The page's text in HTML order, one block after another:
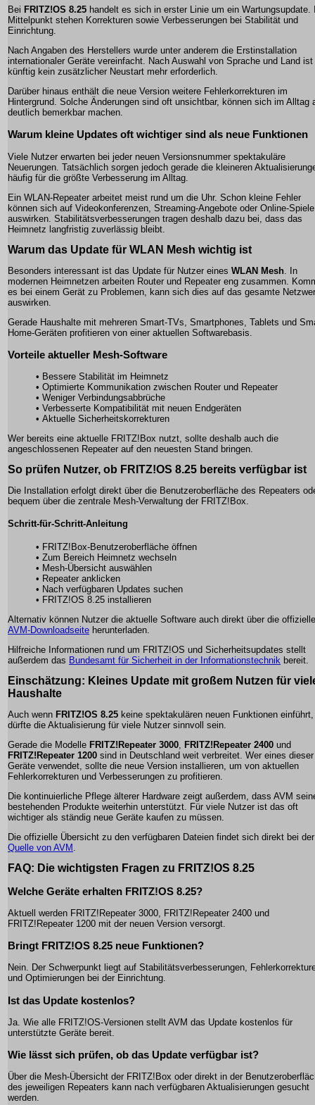
Bei FRITZ!OS 8.25 handelt es sich in erster Linie um ein Wartungsupdate.
Mittelpunkt stehen Korrekturen sowie Verbesserungen bei Stabilität und
Einrichtung.
Nach Angaben des Herstellers wurde unter anderem die Erstinstallation
internationaler Geräte vereinfacht. Nach Auswahl von Sprache und Land ist
künftig kein zusätzlicher Neustart mehr erforderlich.
Darüber hinaus enthält die neue Version weitere Fehlerkorrekturen im
Hintergrund. Solche Änderungen sind oft unsichtbar, können sich im Alltag
deutlich bemerkbar machen.
Warum kleine Updates oft wichtiger sind als neue Funktionen
Viele Nutzer erwarten bei jeder neuen Versionsnummer spektakuläre
Neuerungen. Tatsächlich sorgen jedoch gerade die kleineren
häufig für die größte Verbesserung im Alltag.
Ein WLAN-Repeater arbeitet meist rund um die Uhr. Schon kleine Fehler
können sich auf Videokonferenzen, Streaming-Angebote oder Online-Spiele
auswirken. Stabilitätsverbesserungen tragen deshalb dazu bei, dass das
Heimnetz langfristig zuverlässig bleibt.
Warum das Update für WLAN Mesh wichtig ist
Besonders interessant ist das Update für Nutzer eines WLAN Mesh . In
modernen Heimnetzen arbeiten Router und Repeater eng zusammen.
es bei einem Gerät zu Problemen, kann sich dies auf das gesamte
auswirken.
Gerade Haushalte mit mehreren Smart-TVs, Smartphones, Tablets und
Home-Geräten profitieren von einer aktuellen Softwarebasis.
Vorteile aktueller Mesh-Software
• Bessere Stabilität im Heimnetz
• Optimierte Kommunikation zwischen Router und Repeater
• Weniger Verbindungsabbrüche
• Verbesserte Kompatibilität mit neuen Endgeräten
• Aktuelle Sicherheitskorrekturen
Wer bereits eine aktuelle FRITZ!Box nutzt, sollte deshalb auch die
angeschlossenen Repeater auf den neuesten Stand bringen.
So prüfen Nutzer, ob FRITZ!OS 8.25 bereits verfügbar ist
Die Installation erfolgt direkt über die Benutzeroberfläche des Repeaters
bequem über die zentrale Mesh-Verwaltung der FRITZ!Box.
Schritt-für-Schritt-Anleitung
• FRITZ!Box-Benutzeroberfläche öffnen
• Zum Bereich Heimnetz wechseln
• Mesh-Übersicht auswählen
• Repeater anklicken
• Nach verfügbaren Updates suchen
• FRITZ!OS 8.25 installieren
Alternativ können Nutzer die aktuelle Software auch direkt über die offizielle
AVM-Downloadseite herunterladen.
Hilfreiche Informationen rund um FRITZ!OS und Sicherheitsupdates stellt
außerdem das Bundesamt für Sicherheit in der Informationstechnik bereit.
Einschätzung: Kleines Update mit großem Nutzen für
Haushalte
Auch wenn FRITZ!OS 8.25 keine spektakulären neuen Funktionen einführt,
dürfte die Aktualisierung für viele Nutzer sinnvoll sein.
Gerade die Modelle FRITZ!Repeater 3000 FRITZ!Repeater 2400 und
FRITZ!Repeater 1200 sind in Deutschland weit verbreitet. Wer eines dieser
Geräte verwendet, sollte die neue Version installieren, um von aktuellen
Fehlerkorrekturen und Verbesserungen zu profitieren.
Die kontinuierliche Pflege älterer Hardware zeigt außerdem, dass AVM
bestehenden Produkte weiterhin unterstützt. Für viele Nutzer ist das oft
wichtiger als ständig neue Geräte kaufen zu müssen.
Die offizielle Übersicht zu den verfügbaren Dateien findet sich direkt bei der
Quelle von AVM
FAQ: Die wichtigsten Fragen zu FRITZ!OS 8.25
Welche Geräte erhalten FRITZ!OS 8.25?
Aktuell werden FRITZ!Repeater 3000, FRITZ!Repeater 2400 und
FRITZ!Repeater 1200 mit der neuen Version versorgt.
Bringt FRITZ!OS 8.25 neue Funktionen?
Nein. Der Schwerpunkt liegt auf Stabilitätsverbesserungen,
und Optimierungen bei der Einrichtung.
Ist das Update kostenlos?
Ja. Wie alle FRITZ!OS-Versionen stellt AVM das Update kostenlos für
unterstützte Geräte bereit.
Wie lässt sich prüfen, ob das Update verfügbar ist?
Über die Mesh-Übersicht der FRITZ!Box oder direkt in der
des jeweiligen Repeaters kann nach verfügbaren Aktualisierungen gesucht
werden.